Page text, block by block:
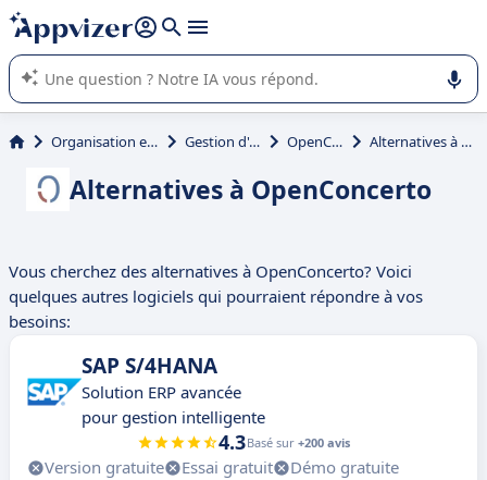
répondre (plusieurs lignes avec
L'IA de Appvizer vous guide dans l'utilisation ou la sélection de
logiciel SaaS en entreprise.
Organisation et planification Gestion d'entreprise OpenConcerto Alternatives à OpenConcerto
Alternatives à OpenConcerto
Vous cherchez des alternatives à OpenConcerto? Voici
quelques autres logiciels qui pourraient répondre à vos
besoins:
SAP S/4HANA
Solution ERP avancée
pour gestion intelligente
4.3Basé sur +200 avis
Version gratuite Essai gratuit
Démo gratuite